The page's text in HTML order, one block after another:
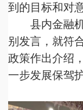
到的目标和对
县内金融
别发言，就符
政策作出介绍
一步发展保驾